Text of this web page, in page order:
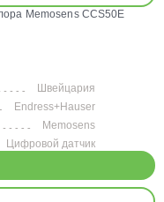
Memosens CCS50E
Швейцария
Endress+Hauser
Memosens
Цифровой датчик